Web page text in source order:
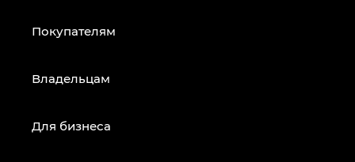
Покупателям
Владельцам
Для бизнеса